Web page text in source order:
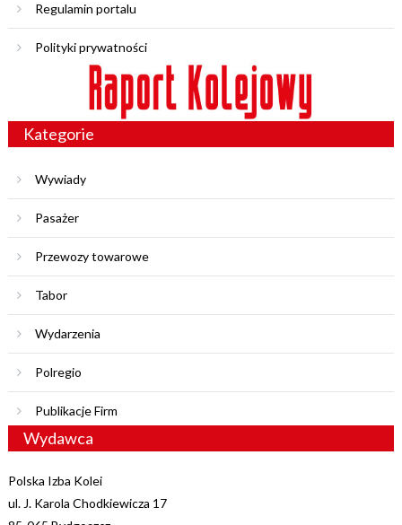
Regulamin portalu
Polityki prywatności
Kategorie
Wywiady
Pasażer
Przewozy towarowe
Tabor
Wydarzenia
Polregio
Publikacje Firm
Wydawca
Polska Izba Kolei
ul. J. Karola Chodkiewicza 17